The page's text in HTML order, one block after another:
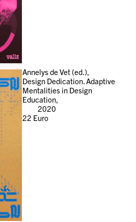
Annelys de Vet (ed.),
Design Dedication. Adaptive
Mentalities in Design
Education,
2020
22 Euro